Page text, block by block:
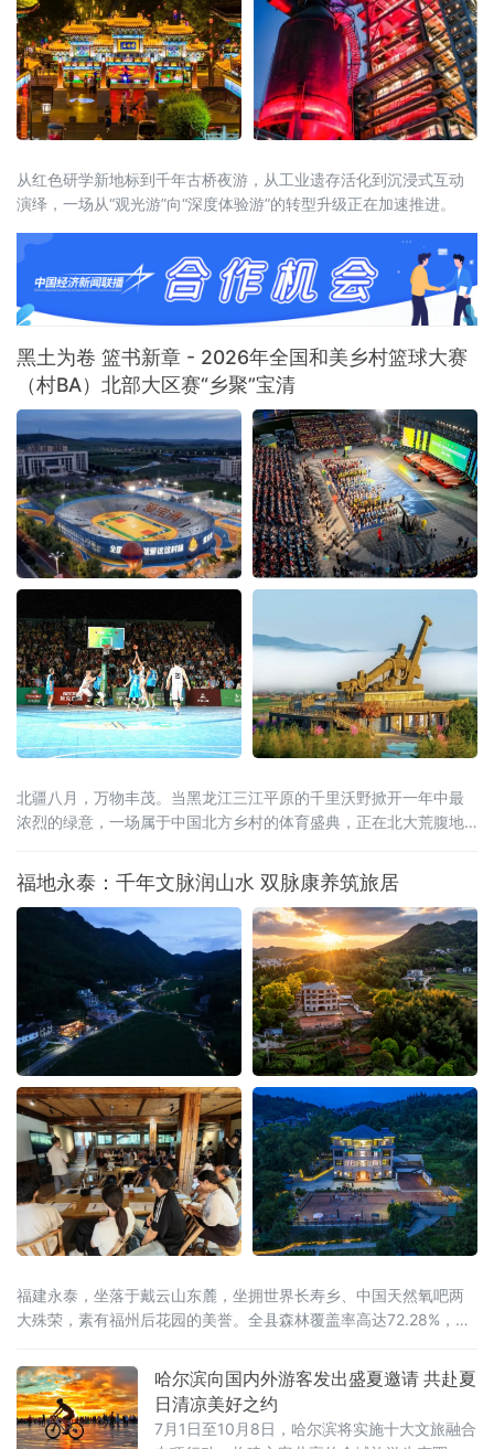
从红色研学新地标到千年古桥夜游，从工业遗存活化到沉浸式互动
演绎，一场从“观光游”向“深度体验游”的转型升级正在加速推进。
黑土为卷 篮书新章 - 2026年全国和美乡村篮球大赛
（村BA）北部大区赛“乡聚”宝清
北疆八月，万物丰茂。当黑龙江三江平原的千里沃野掀开一年中最
浓烈的绿意，一场属于中国北方乡村的体育盛典，正在北大荒腹地
BA）北部大区赛，将在黑龙江省宝清县燃情启幕。这是村BA大区赛
的炽热季风首次吹度山海关，深入广袤的东北粮仓。届时，来自北
京、天津、河北、山西、内蒙古、辽宁、吉林、山东、新疆、黑龙
福地永泰：千年文脉润山水 双脉康养筑旅居
福建永泰，坐落于戴云山东麓，坐拥世界长寿乡、中国天然氧吧两
大殊荣，素有福州后花园的美誉。全县森林覆盖率高达72.28%，林
哈尔滨向国内外游客发出盛夏邀请 共赴夏
日清凉美好之约
7月1日至10月8日，哈尔滨将实施十大文旅融合